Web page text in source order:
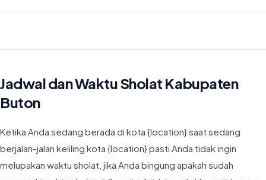
Jadwal dan Waktu Sholat Kabupaten
Buton
Ketika Anda sedang berada di kota {location} saat sedang
berjalan-jalan keliling kota {location} pasti Anda tidak ingin
melupakan waktu sholat, jika Anda bingung apakah sudah